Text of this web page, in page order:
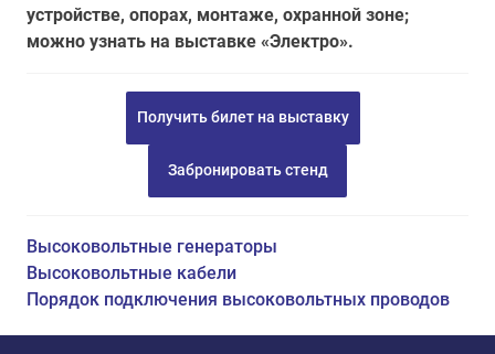
устройстве, опорах, монтаже, охранной зоне;
можно узнать на выставке «Электро».
Получить билет на выставку
Забронировать стенд
Высоковольтные генераторы
Высоковольтные кабели
Порядок подключения высоковольтных проводов